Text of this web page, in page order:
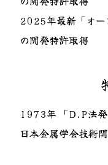
2025年最新「オー
の開発特許取得
1973年 「D.P法発
日本金属学会技術